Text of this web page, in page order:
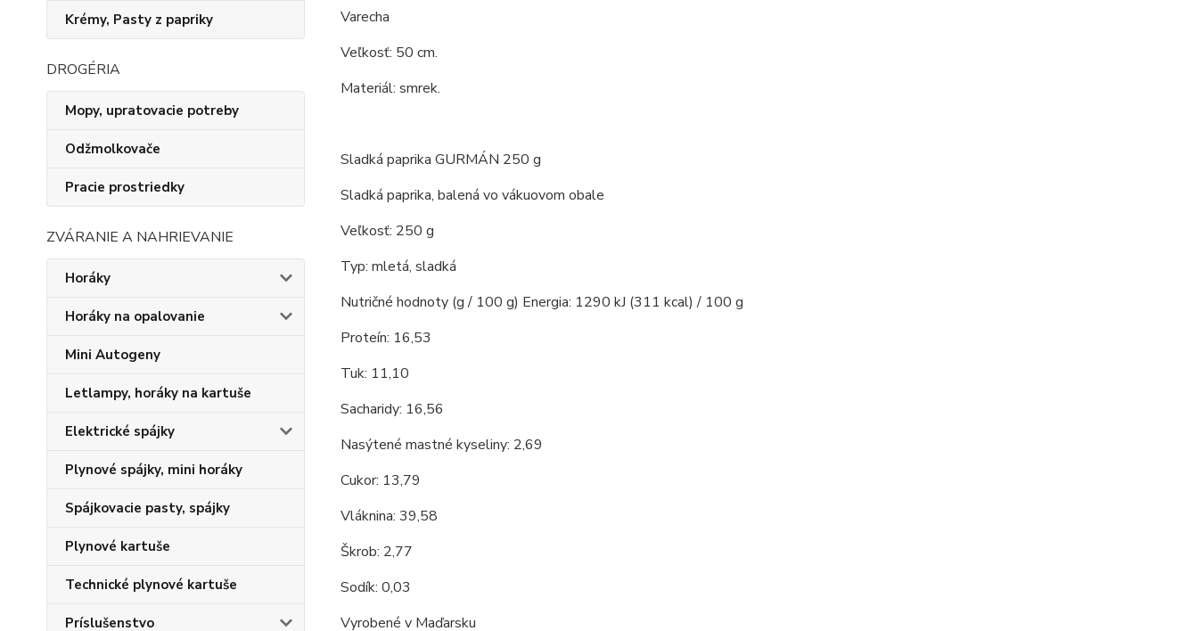
Krémy, Pasty z papriky
DROGÉRIA
Mopy, upratovacie potreby
Odžmolkovače
Pracie prostriedky
ZVÁRANIE A NAHRIEVANIE
Horáky
Horáky na opalovanie
Mini Autogeny
Letlampy, horáky na kartuše
Elektrické spájky
Plynové spájky, mini horáky
Spájkovacie pasty, spájky
Plynové kartuše
Technické plynové kartuše
Príslušenstvo
Varecha
Veľkosť: 50 cm.
Materiál: smrek.
Sladká paprika GURMÁN 250 g
Sladká paprika, balená vo vákuovom obale
Veľkosť: 250 g
Typ: mletá, sladká
Nutričné hodnoty (g / 100 g) Energia: 1290 kJ (311 kcal) / 100 g
Proteín: 16,53
Tuk: 11,10
Sacharidy: 16,56
Nasýtené mastné kyseliny: 2,69
Cukor: 13,79
Vláknina: 39,58
Škrob: 2,77
Sodík: 0,03
Vyrobené v Maďarsku